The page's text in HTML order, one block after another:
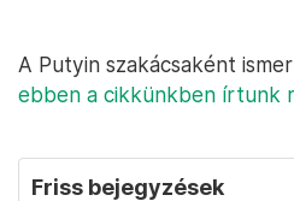
A Putyin szakácsaként
ebben a cikkünkben írtunk
Friss bejegyzések